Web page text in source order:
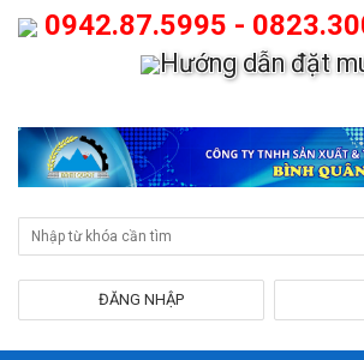
0942.87.5995 -
Hướng dẫn đặt
ĐĂNG NHẬP